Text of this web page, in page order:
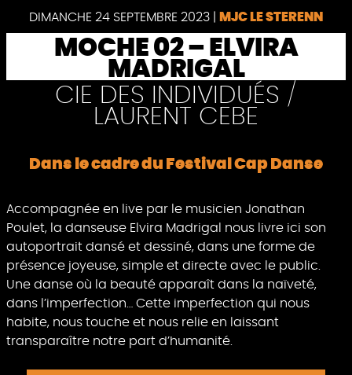
DIMANCHE 24 SEPTEMBRE 2023 MJC LE STERENN
MOCHE 02 – ELVIRA
MADRIGAL
CIE DES INDIVIDUÉS /
LAURENT CEBE
Dans le cadre du Festival Cap Danse
Accompagnée en live par le musicien Jonathan
Poulet, la danseuse Elvira Madrigal nous livre ici son
autoportrait dansé et dessiné, dans une forme de
présence joyeuse, simple et directe avec le public.
Une danse où la beauté apparaît dans la naïveté,
dans l’imperfection… Cette imperfection qui nous
habite, nous touche et nous relie en laissant
transparaître notre part d’humanité.